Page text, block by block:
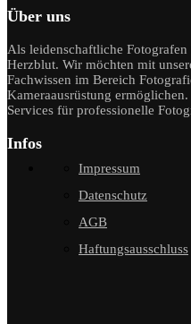
Über uns
Als leidenschaftliche
Herzblut. Wir möchten mit
Fachwissen im Bereich
Kameraausrüstung
Services für professionelle
Infos
Impressum
Datenschutz
AGB
Haftungsausschluss